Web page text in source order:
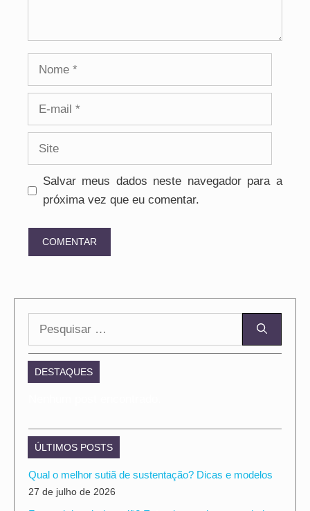
Nome
Site
Salvar meus dados neste navegador para a
próxima vez que eu comentar.
Pesquisar
DESTAQUES
ÚLTIMOS POSTS
Qual o melhor sutiã de sustentação? Dicas e modelos
27 de julho de 2026